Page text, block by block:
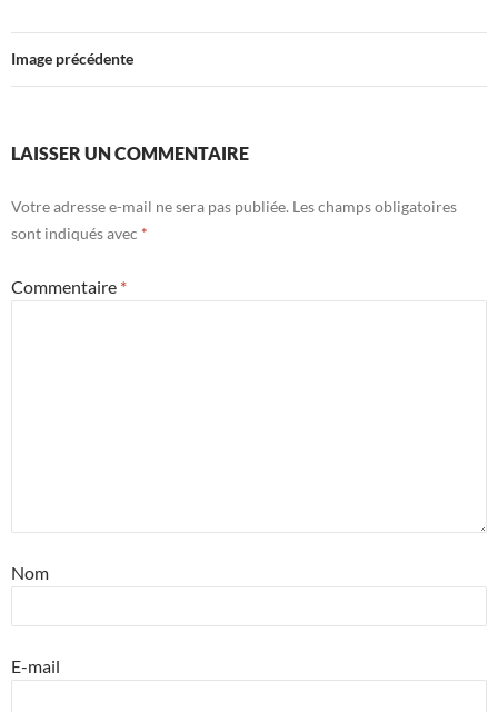
Image précédente
LAISSER UN COMMENTAIRE
Votre adresse e-mail ne sera pas publiée. Les champs obligatoires
sont indiqués avec *
Commentaire *
Nom
E-mail